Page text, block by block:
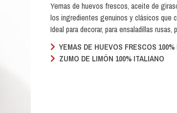
Yemas de huevos frescos, aceite de
los ingredientes genuinos y clásicos que
Ideal para decorar, para ensaladillas
YEMAS DE HUEVOS FRESCOS
ZUMO DE LIMÓN 100% ITALIANO